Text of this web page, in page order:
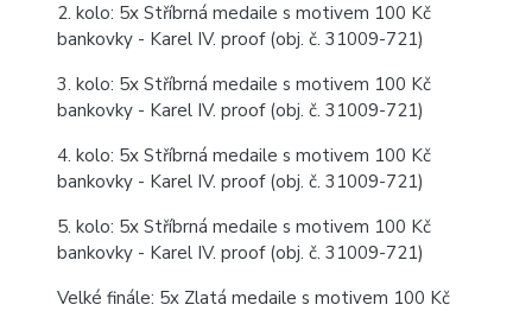
2. kolo: 5x Stříbrná medaile s motivem 100 Kč
bankovky - Karel IV. proof (obj. č. 31009-721)
3. kolo: 5x Stříbrná medaile s motivem 100 Kč
bankovky - Karel IV. proof (obj. č. 31009-721)
4. kolo: 5x Stříbrná medaile s motivem 100 Kč
bankovky - Karel IV. proof (obj. č. 31009-721)
5. kolo: 5x Stříbrná medaile s motivem 100 Kč
bankovky - Karel IV. proof (obj. č. 31009-721)
Velké finále: 5x Zlatá medaile s motivem 100 Kč